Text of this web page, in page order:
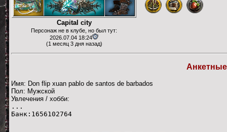
Capital city
Персонаж не в клубе, но был тут:
2026.07.04 18:24
(1 месяц 3 дня назад)
Имя: Don flip xuan pablo de santos de barbados
Пол: Мужской
Увлечения / хобби:
...
Банк:1656102764